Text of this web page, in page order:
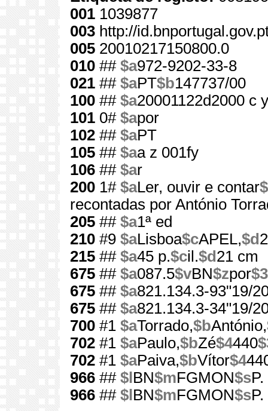
001 1039877
003 http://
005 20010217150800.0
010 ## $a972-9202-33-8
021 ## $aPT$b147737/00
100 ## $a20001122d2000 c
101 0# $apor
102 ## $aPT
105 ## $aa z 001fy
106 ## $ar
200 1# $aLer, ouvir e contar
recontadas por António
205 ## $a1ª ed
210 #9 $aLisboa$cAPEL,$d
215 ## $a45 p.$cil.$d 21 cm
675 ## $a087.5$vBN$zpor$3
675 ## $a821.134.3-93"19/
675 ## $a821.134.3-34"19/
700 #1 $aTorrado,$bAntónio,
702 #1 $aPaulo,$bZé$4440
702 #1 $aPaiva,$bVítor$4
966 ## $l BN$mFGMON$s
966 ## $l BN$mFGMON$s